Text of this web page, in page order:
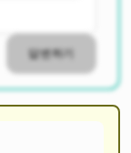
답변하기